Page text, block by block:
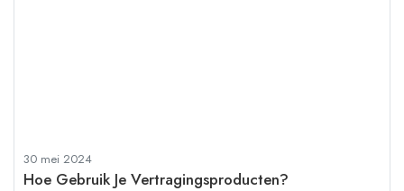
30 mei 2024
Hoe Gebruik Je Vertragingsproducten?